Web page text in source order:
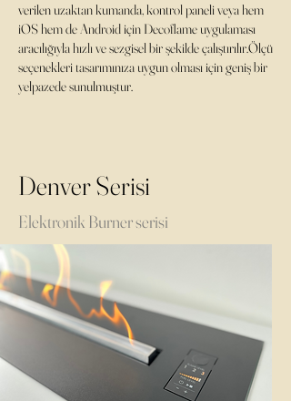
verilen uzaktan kumanda, kontrol paneli veya hem
iOS hem de Android için Decoflame uygulaması
aracılığıyla hızlı ve sezgisel bir şekilde çalıştırılır.Ölçü
seçenekleri tasarımınıza uygun olması için geniş bir
yelpazede sunulmuştur.
Denver Serisi
Elektronik Burner serisi